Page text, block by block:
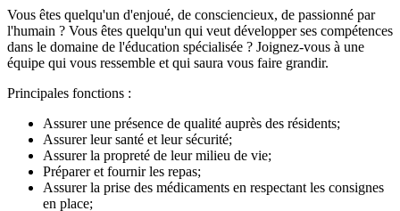
Vous êtes quelqu'un d'enjoué, de consciencieux, de passionné par
l'humain ? Vous êtes quelqu'un qui veut développer ses compétences
dans le domaine de l'éducation spécialisée ? Joignez-vous à une
équipe qui vous ressemble et qui saura vous faire grandir.
Principales fonctions :
Assurer une présence de qualité auprès des résidents;
Assurer leur santé et leur sécurité;
Assurer la propreté de leur milieu de vie;
Préparer et fournir les repas;
Assurer la prise des médicaments en respectant les consignes
en place;